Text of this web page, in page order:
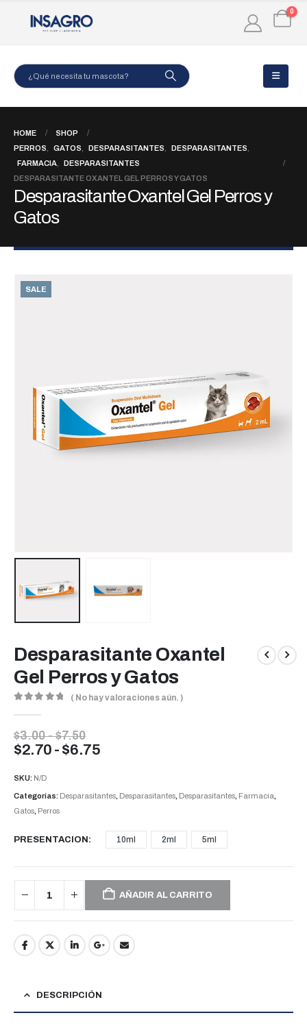
0
HOME
SHOP
PERROS
GATOS DESPARASITANTES DESPARASITANTES
FARMACIA
DESPARASITANTES
DESPARASITANTE OXANTEL GEL PERROS Y GATOS
Desparasitante Oxantel Gel Perros y
Gatos
SALE
Desparasitante Oxantel
Gel Perros y Gatos
( No hay valoraciones aún. )
$3.00 - $7.50Rango
de
precios:
hasta
$2.70 - $6.75Rango
desde
$6.75
SKU: N/D
Categorías: Desparasitantes, Desparasitantes, Desparasitantes, Farmacia,
Gatos, Perros
PRESENTACION 10ml 2ml 5ml
AÑADIR AL CARRITO
DESCRIPCIÓN